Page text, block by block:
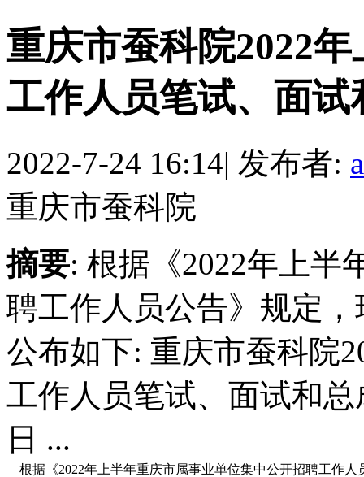
重庆市蚕科院2022
工作人员笔试、面试
2022-7-24 16:14| 发布者:
重庆市蚕科院
摘要: 根据《2022年上半
聘工作人员公告》规定
公布如下: 重庆市蚕科院
工作人员笔试、面试和总
日 ...
根据《2022年上半年重庆市属事业单位集中公开招聘工作